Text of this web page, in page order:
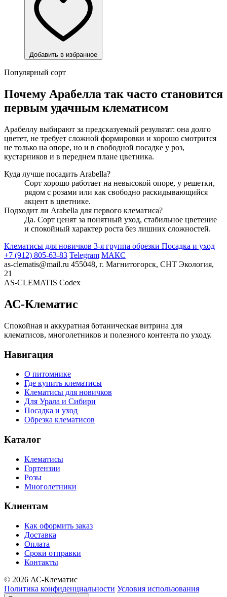
Добавить в избранное
Популярный сорт
Почему Арабелла так часто становится
первым удачным клематисом
Арабеллу выбирают за предсказуемый результат: она долго
цветет, не требует сложной формировки и хорошо смотрится
не только на опоре, но и в свободной посадке у роз,
кустарников и в переднем плане цветника.
Куда лучше посадить Arabella?
Сорт хорошо работает на невысокой опоре, у решетки,
рядом с розами или как свободно раскидывающийся
акцент в цветнике.
Подходит ли Arabella для первого клематиса?
Да. Сорт ценят за понятный уход, стабильное цветение
и спокойный характер роста без лишних сложностей.
Клематисы для новичков 3-я группа обрезки Посадка и уход
+7 (912) 805-63-83 Telegram МАКС
as-clematis@mail.ru 455048, г. Магнитогорск, СНТ Экология,
21
AS-CLEMATIS Codex
АС-Клематис
Спокойная и аккуратная ботаническая витрина для
клематисов, многолетников и полезного контента по уходу.
Навигация
О питомнике
Где купить клематисы
Клематисы для новичков
Для Урала и Сибири
Посадка и уход
Обрезка клематисов
Каталог
Клематисы
Гортензии
Розы
Многолетники
Клиентам
Как оформить заказ
Доставка
Оплата
Сроки отправки
Контакты
© 2026 АС-Клематис
Политика конфиденциальности Условия использования